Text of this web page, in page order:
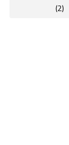
(2)